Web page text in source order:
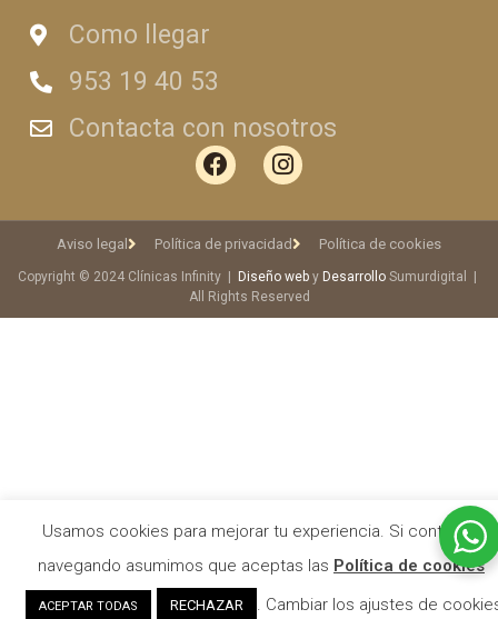
Como llegar
953 19 40 53
Contacta con nosotros
Copyright © 2024 Clínicas Infinity | Diseño web y Desarrollo Sumurdigital |
All Rights Reserved
Aviso legal Política de privacidad Política de cookies
Usamos cookies para mejorar tu experiencia. Si continuas
navegando asumimos que aceptas las Política de cookies
ACEPTAR TODAS RECHAZAR . Cambiar los ajustes de